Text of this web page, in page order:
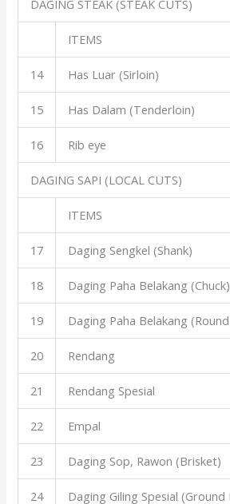
DAGING STEAK (STEAK CUTS)
ITEMS
14 Has Luar (Sirloin)
15 Has Dalam (Tenderloin)
16 Rib eye
DAGING SAPI (LOCAL CUTS)
ITEMS
17 Daging Sengkel (Shank)
18 Daging Paha Belakang (Chuck)
19 Daging Paha Belakang
20 Rendang
21 Rendang Spesial
22 Empal
23 Daging Sop, Rawon (Brisket)
24
Daging Giling Spesial